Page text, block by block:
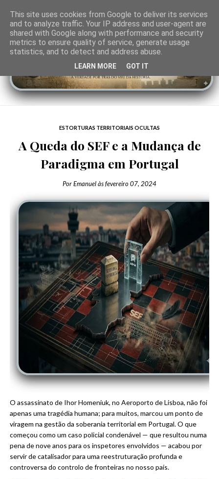
ESTORTURAS TERRITORIAIS OCULTAS
A Queda do SEF e a Mudança de
Paradigma em Portugal
PorEmanuelàsfevereiro 07, 2024
O assassinato de Ihor Homeniuk, no Aeroporto de Lisboa, não foi
apenas uma tragédia humana; para muitos, marcou um ponto de
viragem na gestão da soberania territorial em Portugal. O que
começou como um caso policial condenável — que resultou numa
pena de nove anos para os inspetores envolvidos — acabou por
servir de catalisador para uma reestruturação profunda e
controversa do controlo de fronteiras no nosso país.
This site uses cookies from Google to deliver its services
and to analyze traffic. Your IP address and user-agent are
shared with Google along with performance and security
metrics to ensure quality of service, generate usage
statistics, and to detect and address abuse.
LEARN MORE GOT IT